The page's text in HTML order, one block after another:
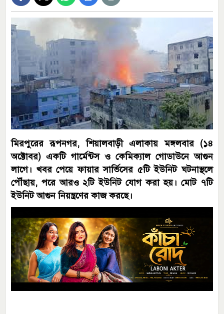
মিরপুরের রূপনগর, শিয়ালবাড়ী এলাকায় মঙ্গলবার (১৪
অক্টোবর) একটি গার্মেন্টস ও কেমিক্যাল গোডাউনে আগুন
লাগে। খবর পেয়ে ফায়ার সার্ভিসের ৫টি ইউনিট ঘটনাস্থলে
পৌঁছায়, পরে আরও ২টি ইউনিট যোগ করা হয়। মোট ৭টি
ইউনিট আগুন নিয়ন্ত্রণের কাজ করছে।